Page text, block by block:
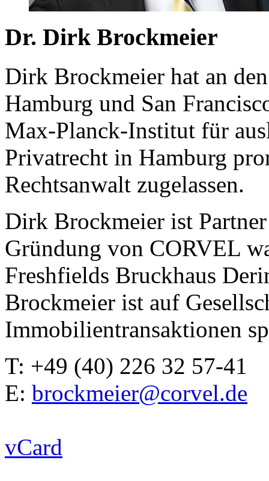
Dr. Dirk Brockmeier
Dirk Brockmeier hat an
Hamburg und San
Max-Planck-Institut für
Privatrecht in Hamburg
Rechtsanwalt zugelassen.
Dirk Brockmeier ist
Gründung von CORVEL
Freshfields Bruckhaus
Brockmeier ist auf
Immobilientransaktionen
T: +49 (40) 226 32 57-41
E: brockmeier@corvel.de
vCard